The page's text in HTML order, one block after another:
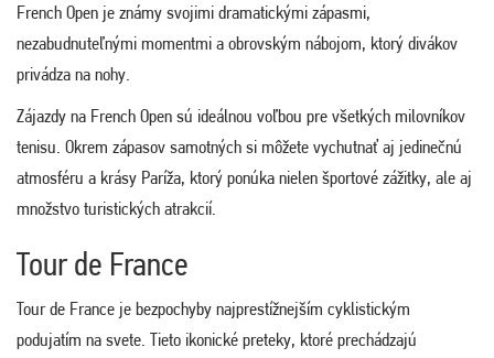
French Open je známy svojimi dramatickými zápasmi,
nezabudnuteľnými momentmi a obrovským nábojom, ktorý divákov
privádza na nohy.
Zájazdy na French Open sú ideálnou voľbou pre všetkých milovníkov
tenisu. Okrem zápasov samotných si môžete vychutnať aj jedinečnú
atmosféru a krásy Paríža, ktorý ponúka nielen športové zážitky, ale aj
množstvo turistických atrakcií.
Tour de France
Tour de France je bezpochyby najprestížnejším cyklistickým
podujatím na svete. Tieto ikonické preteky, ktoré prechádzajú